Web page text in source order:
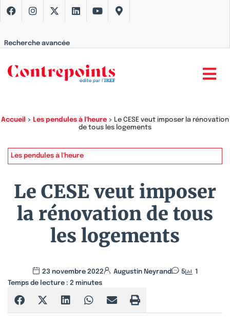
Recherche avancée
Accueil > Les pendules à l'heure > Le CESE veut imposer la rénovation
de tous les logements
Les pendules à l'heure
Le CESE veut imposer
la rénovation de tous
les logements
23 novembre 2022 Augustin Neyrand 5
1
Temps de lecture : 2 minutes